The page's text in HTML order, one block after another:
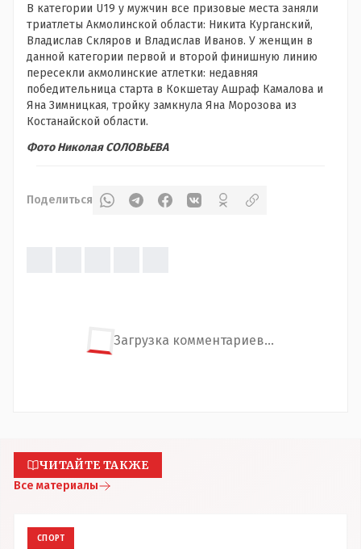
В категории U19 у мужчин все призовые места заняли
триатлеты Акмолинской области: Никита Курганский,
Владислав Скляров и Владислав Иванов. У женщин в
данной категории первой и второй финишную линию
пересекли акмолинские атлетки: недавняя
победительница старта в Кокшетау Ашраф Камалова и
Яна Зимницкая, тройку замкнула Яна Морозова из
Костанайской области.
Фото Николая СОЛОВЬЕВА
Поделиться
Загрузка комментариев...
ЧИТАЙТЕ ТАКЖЕ
Все материалы
СПОРТ